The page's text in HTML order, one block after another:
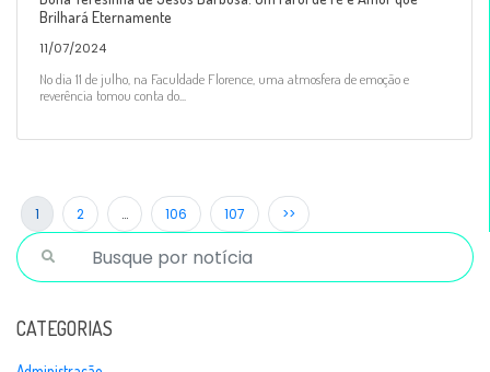
Brilhará Eternamente
11/07/2024
No dia 11 de julho, na Faculdade Florence, uma atmosfera de emoção e
reverência tomou conta do...
1 2 … 106 107 >>
CATEGORIAS